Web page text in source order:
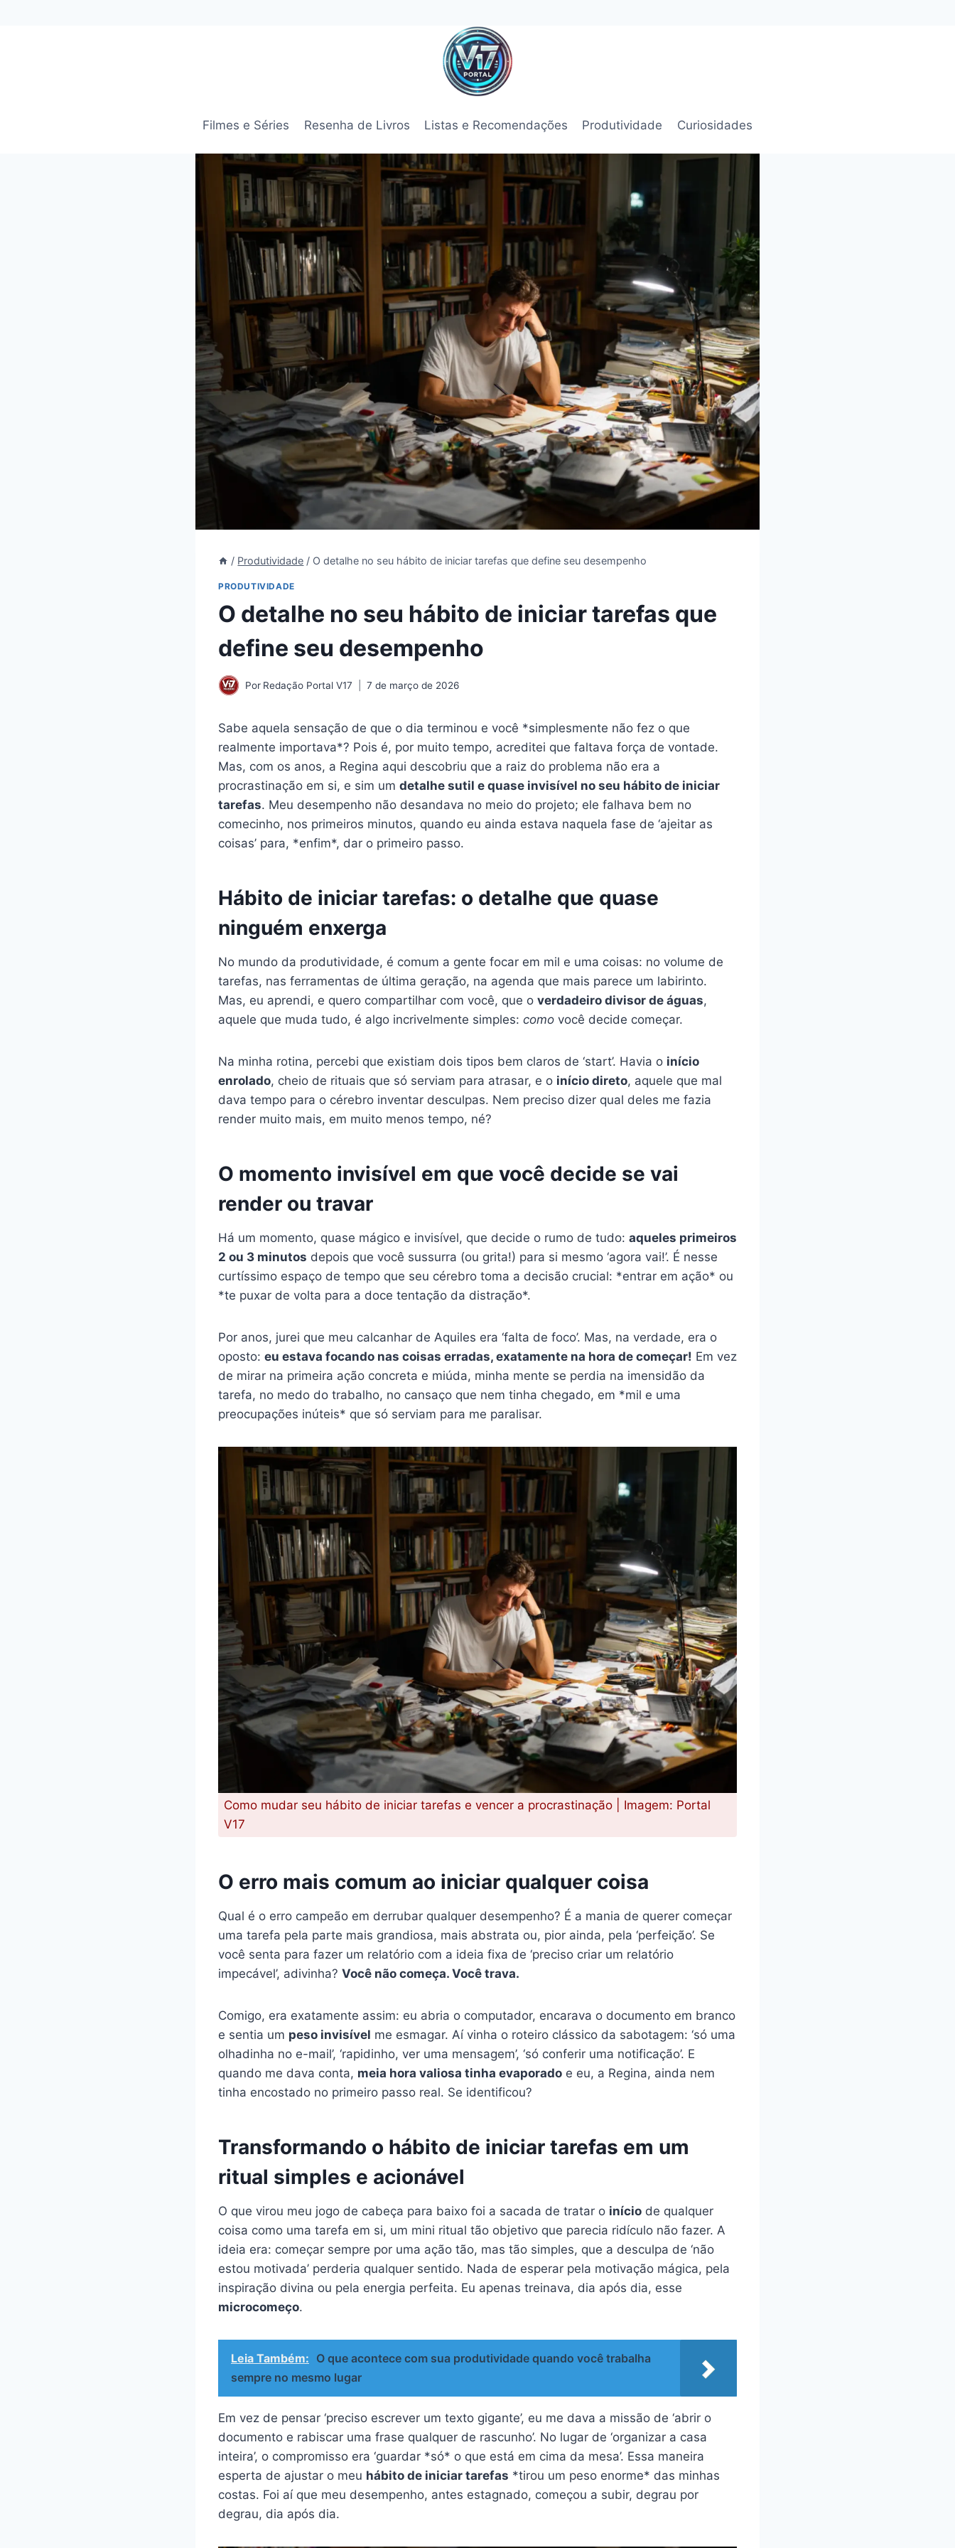
Filmes e Séries Resenha de Livros Listas e Recomendações Produtividade Curiosidades
/ Produtividade / O detalhe no seu hábito de iniciar tarefas que define seu desempenho
PRODUTIVIDADE
O detalhe no seu hábito de iniciar tarefas que
define seu desempenho
Por Redação Portal V17 7 de março de 2026
Sabe aquela sensação de que o dia terminou e você *simplesmente não fez o que
realmente importava*? Pois é, por muito tempo, acreditei que faltava força de vontade.
Mas, com os anos, a Regina aqui descobriu que a raiz do problema não era a
procrastinação em si, e sim um detalhe sutil e quase invisível no seu hábito de iniciar
tarefas. Meu desempenho não desandava no meio do projeto; ele falhava bem no
comecinho, nos primeiros minutos, quando eu ainda estava naquela fase de ‘ajeitar as
coisas’ para, *enfim*, dar o primeiro passo.
Hábito de iniciar tarefas: o detalhe que quase
ninguém enxerga
No mundo da produtividade, é comum a gente focar em mil e uma coisas: no volume de
tarefas, nas ferramentas de última geração, na agenda que mais parece um labirinto.
Mas, eu aprendi, e quero compartilhar com você, que o verdadeiro divisor de águas,
aquele que muda tudo, é algo incrivelmente simples: como você decide começar.
Na minha rotina, percebi que existiam dois tipos bem claros de ‘start’. Havia o início
enrolado, cheio de rituais que só serviam para atrasar, e o início direto, aquele que mal
dava tempo para o cérebro inventar desculpas. Nem preciso dizer qual deles me fazia
render muito mais, em muito menos tempo, né?
O momento invisível em que você decide se vai
render ou travar
Há um momento, quase mágico e invisível, que decide o rumo de tudo: aqueles primeiros
2 ou 3 minutos depois que você sussurra (ou grita!) para si mesmo ‘agora vai!’. É nesse
curtíssimo espaço de tempo que seu cérebro toma a decisão crucial: *entrar em ação* ou
*te puxar de volta para a doce tentação da distração*.
Por anos, jurei que meu calcanhar de Aquiles era ‘falta de foco’. Mas, na verdade, era o
oposto: eu estava focando nas coisas erradas, exatamente na hora de começar! Em vez
de mirar na primeira ação concreta e miúda, minha mente se perdia na imensidão da
tarefa, no medo do trabalho, no cansaço que nem tinha chegado, em *mil e uma
preocupações inúteis* que só serviam para me paralisar.
Como mudar seu hábito de iniciar tarefas e vencer a procrastinação | Imagem: Portal
V17
O erro mais comum ao iniciar qualquer coisa
Qual é o erro campeão em derrubar qualquer desempenho? É a mania de querer começar
uma tarefa pela parte mais grandiosa, mais abstrata ou, pior ainda, pela ‘perfeição’. Se
você senta para fazer um relatório com a ideia fixa de ‘preciso criar um relatório
impecável’, adivinha? Você não começa. Você trava.
Comigo, era exatamente assim: eu abria o computador, encarava o documento em branco
e sentia um peso invisível me esmagar. Aí vinha o roteiro clássico da sabotagem: ‘só uma
olhadinha no e-mail’, ‘rapidinho, ver uma mensagem’, ‘só conferir uma notificação’. E
quando me dava conta, meia hora valiosa tinha evaporado e eu, a Regina, ainda nem
tinha encostado no primeiro passo real. Se identificou?
Transformando o hábito de iniciar tarefas em um
ritual simples e acionável
O que virou meu jogo de cabeça para baixo foi a sacada de tratar o início de qualquer
coisa como uma tarefa em si, um mini ritual tão objetivo que parecia ridículo não fazer. A
ideia era: começar sempre por uma ação tão, mas tão simples, que a desculpa de ‘não
estou motivada’ perderia qualquer sentido. Nada de esperar pela motivação mágica, pela
inspiração divina ou pela energia perfeita. Eu apenas treinava, dia após dia, esse
microcomeço.
Leia Também: O que acontece com sua produtividade quando você trabalha
sempre no mesmo lugar
Em vez de pensar ‘preciso escrever um texto gigante’, eu me dava a missão de ‘abrir o
documento e rabiscar uma frase qualquer de rascunho’. No lugar de ‘organizar a casa
inteira’, o compromisso era ‘guardar *só* o que está em cima da mesa’. Essa maneira
esperta de ajustar o meu hábito de iniciar tarefas *tirou um peso enorme* das minhas
costas. Foi aí que meu desempenho, antes estagnado, começou a subir, degrau por
degrau, dia após dia.